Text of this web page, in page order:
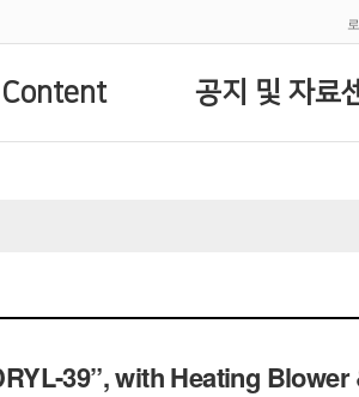
공지 및 자료
39”, with Heating Blower